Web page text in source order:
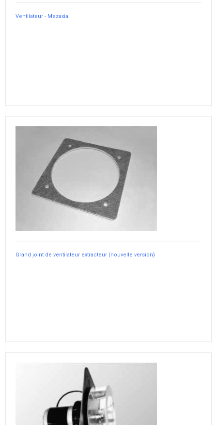
Ventilateur - Mezaxial
Grand joint de ventilateur extracteur (nouvelle version)